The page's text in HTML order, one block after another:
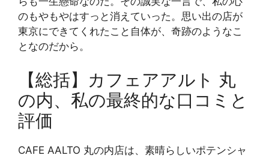
のもやもやはすっと消えていった。思い出の店が
東京にできてくれたこと自体が、奇跡のようなこ
となのだから。
【総括】カフェアアルト 丸
の内、私の最終的な口コミと
評価
CAFE AALTO 丸の内店は、素晴らしいポテンシャ